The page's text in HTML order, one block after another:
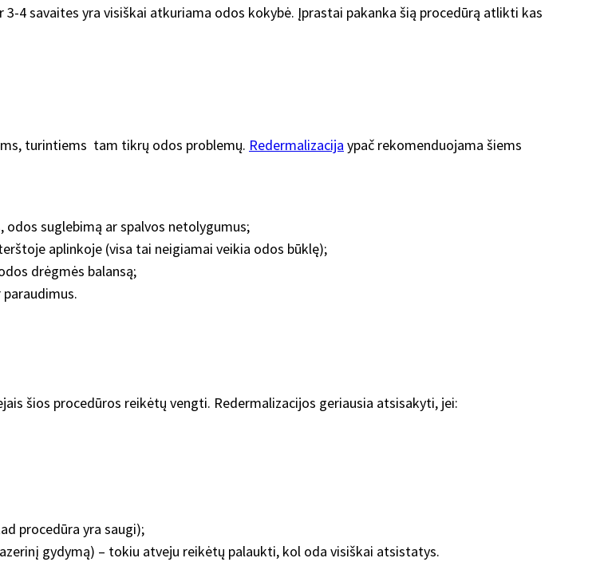
4 savaites yra visiškai atkuriama odos kokybė. Įprastai pakanka šią procedūrą atlikti kas
turintiems tam tikrų odos problemų. Redermalizacija ypač rekomenduojama šiems
odos suglebimą ar spalvos netolygumus;
aplinkoje (visa tai neigiamai veikia odos būklę);
drėgmės balansą;
šios procedūros reikėtų vengti. Redermalizacijos geriausia atsisakyti, jei:
procedūra yra saugi);
gydymą) – tokiu atveju reikėtų palaukti, kol oda visiškai atsistatys.